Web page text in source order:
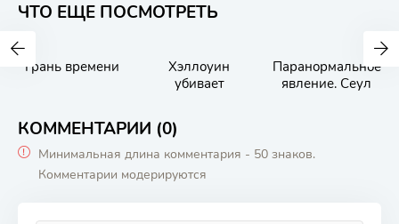
ЧТО ЕЩЕ ПОСМОТРЕТЬ
Грань времени
Хэллоуин
убивает
Паранормальное
явление. Сеул
КОММЕНТАРИИ (0)
Минимальная длина комментария - 50 знаков.
Комментарии модерируются